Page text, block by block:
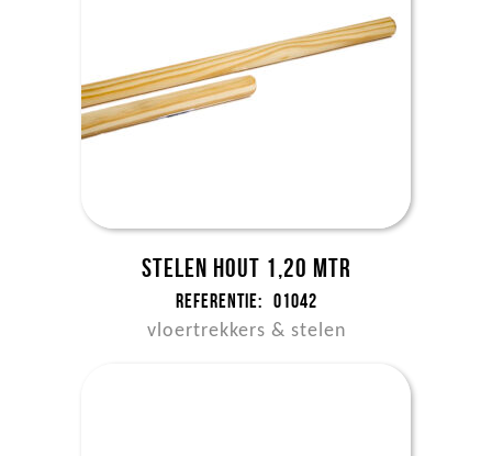
Stelen hout 1,20 mtr
Referentie: 01042
vloertrekkers & stelen